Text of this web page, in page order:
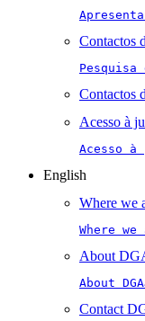
Contactos
Contactos
Acesso à
Acesso à
English
Where we
Where we
About
About
Contact